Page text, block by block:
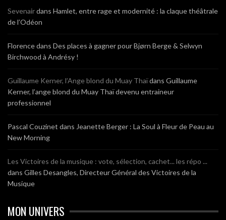
Sevenairdans Hamlet, entre rage et modernité : la claque théâtrale
de l’Odéon
Florencedans Des places à gagner pour Bjørn Berge & Selwyn
Birchwood à Andrésy !
Guillaume Kerner, l’Ange blond du Muay Thaïdans Guillaume
Kerner, l’ange blond du Muay Thaï devenu entraineur
professionnel
Pascal Couzinet dans Jeanette Berger : La Soul à Fleur de Peau au
New Morning
Les Victoires de la musique : vote, sélection, cachet... les répo ...
dans Gilles Desangles, Directeur Général des Victoires de la
Musique
MON UNIVERS